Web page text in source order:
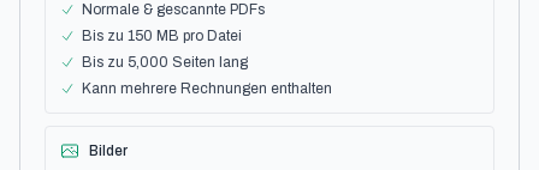
Normale & gescannte PDFs
Bis zu 150 MB pro Datei
Bis zu 5,000 Seiten lang
Kann mehrere Rechnungen enthalten
Bilder